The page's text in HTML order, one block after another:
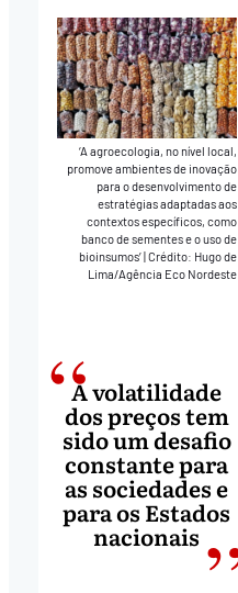
‘A agroecologia, no nível local,
promove ambientes de inovação
para o desenvolvimento de
estratégias adaptadas aos
contextos específicos, como
banco de sementes e o uso de
bioinsumos’|Crédito: Hugo de
Lima/Agência Eco Nordeste
A volatilidade
dos preços tem
sido um desafio
constante para
as sociedades e
para os Estados
nacionais